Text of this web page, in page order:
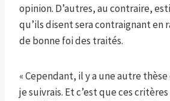
opinion. D’autres, au contraire,
qu’ils disent sera contraignant en
de bonne foi des traités.
« Cependant, il y a une autre
je suivrais. Et c’est que ces